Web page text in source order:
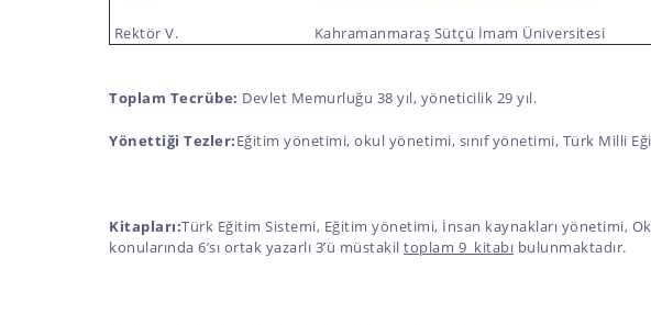
Rektör V. Kahramanmaraş Sütçü İmam Üniversitesi
Toplam Tecrübe: Devlet Memurluğu 38 yıl, yöneticilik 29 yıl.
Yönettiği Tezler:Eğitim yönetimi, okul yönetimi, sınıf yönetimi, Türk Milli
Kitapları:Türk Eğitim Sistemi, Eğitim yönetimi, İnsan kaynakları yönetimi,
konularında 6’sı ortak yazarlı 3’ü müstakil toplam 9 kitabı bulunmaktadır.